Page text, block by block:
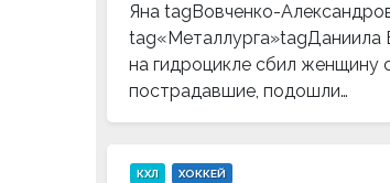
Яна tagВовченко-
tag«Металлурга»tagДаниила
на гидроцикле сбил женщину
пострадавшие, подошли…
КХЛ ХОККЕЙ